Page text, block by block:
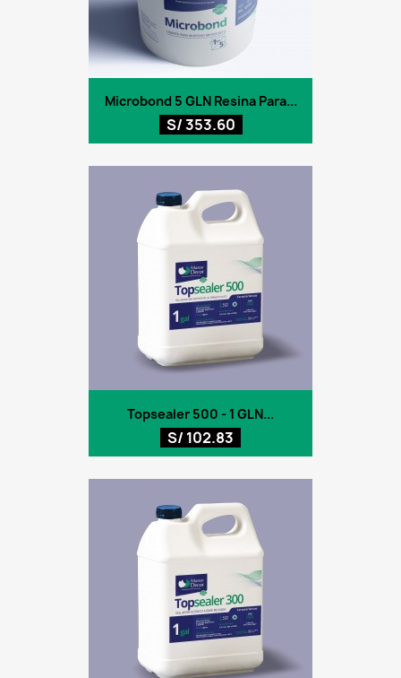
Microbond 5 GLN Resina Para...
S/ 353.60
Topsealer 500 - 1 GLN...
S/ 102.83